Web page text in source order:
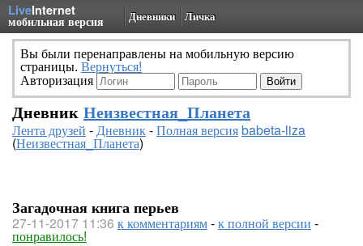
LiveInternet
мобильная версия Дневники Личка
Вы были перенаправлены на мобильную версию
страницы. Вернуться!
Авторизация
Дневник Неизвестная_Планета
Лента друзей -Дневник-Полная версияbabeta-liza
(Неизвестная_Планета)
Загадочная книга перьев
27-11-2017 11:36 к комментариям-к полной версии -
понравилось!